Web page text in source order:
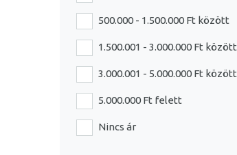
500.000 - 1.500.000 Ft között
1.500.001 - 3.000.000 Ft között
3.000.001 - 5.000.000 Ft között
5.000.000 Ft felett
Nincs ár